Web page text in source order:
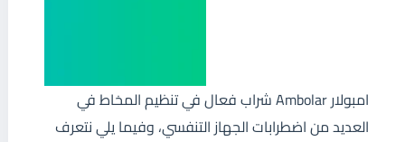
امبولار Ambolar شراب فعال في تنظيم المخاط في
العديد من اضطرابات الجهاز التنفسي، وفيما يلي نتعرف